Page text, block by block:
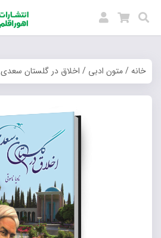
خانه/متون ادبی / اخلاق در گلستان سعدی